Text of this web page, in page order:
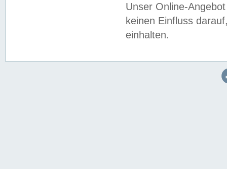
Unser Online-
keinen Einfluss
einhalten.